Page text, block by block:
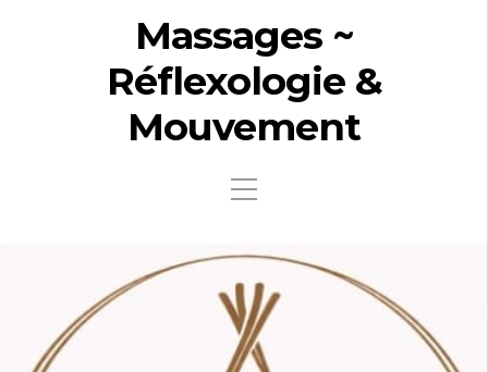
Massages ~
Réflexologie &
Mouvement